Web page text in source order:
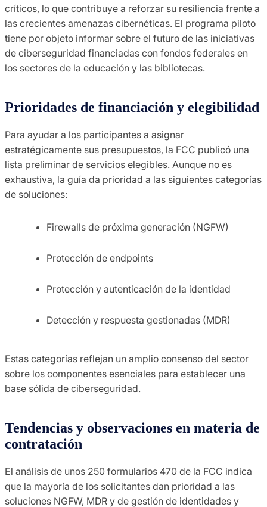
críticos, lo que contribuye a reforzar su resiliencia frente a
las crecientes amenazas cibernéticas. El programa piloto
tiene por objeto informar sobre el futuro de las iniciativas
de ciberseguridad financiadas con fondos federales en
los sectores de la educación y las bibliotecas.
Prioridades de financiación y elegibilidad
Para ayudar a los participantes a asignar
estratégicamente sus presupuestos, la FCC publicó una
lista preliminar de servicios elegibles. Aunque no es
exhaustiva, la guía da prioridad a las siguientes categorías
de soluciones:
Firewalls de próxima generación (NGFW)
Protección de endpoints
Protección y autenticación de la identidad
Detección y respuesta gestionadas (MDR)
Estas categorías reflejan un amplio consenso del sector
sobre los componentes esenciales para establecer una
base sólida de ciberseguridad.
Tendencias y observaciones en materia de
contratación
El análisis de unos 250 formularios 470 de la FCC indica
que la mayoría de los solicitantes dan prioridad a las
soluciones NGFW, MDR y de gestión de identidades y